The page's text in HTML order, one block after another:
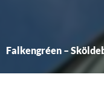
Falkengréen –